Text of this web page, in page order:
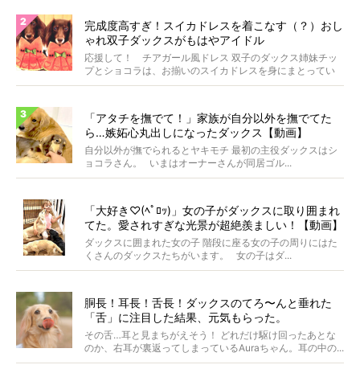
完成度高すぎ！スイカドレスを着こなす（？）おし
ゃれ双子ダックスがもはやアイドル
応援して！ チアガール風ドレス 双子のダックス姉妹チッ
プとショコラは、お揃いのスイカドレスを身にまとってい
ます...
「アタチを撫でて！」家族が自分以外を撫でてた
ら…嫉妬心丸出しになったダックス【動画】
自分以外が撫でられるとヤキモチ 最初の主役ダックスはシ
ョコラさん。 いまはオーナーさんが同居ゴル...
「大好き♡(ﾍﾟﾛｯ)」女の子がダックスに取り囲まれ
てた。愛されすぎな光景が超絶羨ましい！【動画】
ダックスに囲まれた女の子 階段に座る女の子の周りにはた
くさんのダックスたちがいます。 女の子はダ...
胴長！耳長！舌長！ダックスのてろ〜んと垂れた
「舌」に注目した結果、元気もらった。
その舌…耳と見まちがえそう！ どれだけ駆け回ったあとな
のか、右耳が裏返ってしまっているAuraちゃん。耳の中の...